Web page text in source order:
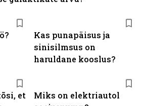
Kas punapäisus ja
sinisilmsus on
haruldane kooslus?
et
Miks on elektriautol